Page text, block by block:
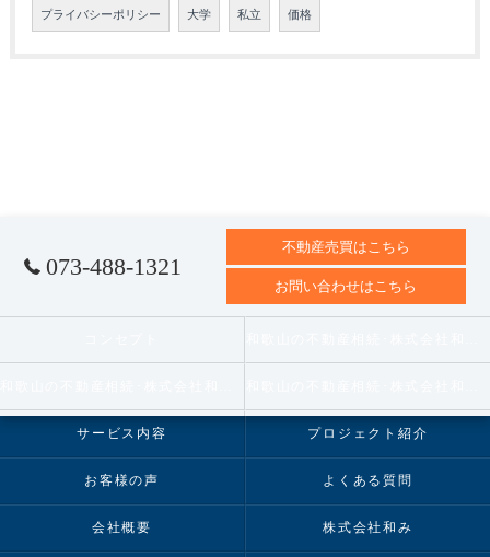
プライバシーポリシー 大学 私立 価格
073-488-1321
不動産売買はこちら
お問い合わせはこちら
サービス内容 プロジェクト紹介
お客様の声 よくある質問
会社概要 株式会社和み